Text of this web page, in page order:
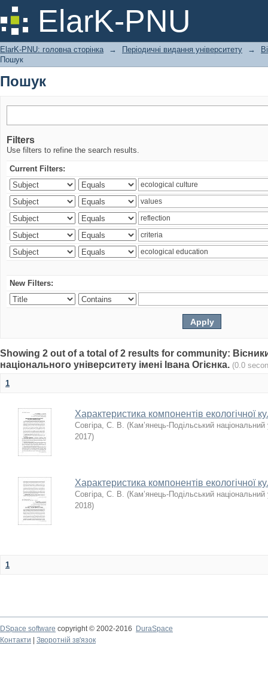
ElarK-PNU
Пошук
ElarK-PNU: головна сторінка → Періодичні видання університету →
Пошук
Пошук
Filters
Use filters to refine the search results.
Current Filters:
New Filters:
Showing 2 out of a total of 2 results for community:
національного університету імені Івана Огієнка. (0.0
1
Характеристика компонентів екологічної
Совгіра, С. В. (Кам’янець-Подільський національний
2017)
Характеристика компонентів екологічної
Совгіра, С. В. (Кам’янець-Подільський національний
2018)
1
DSpace software copyright © 2002-2016
DuraSpace
Контакти
Зворотній зв'язок